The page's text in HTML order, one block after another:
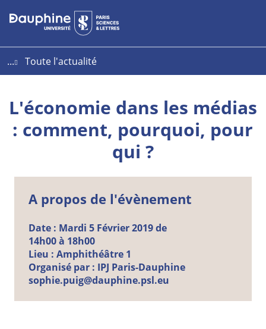
Aller
au
Aller
au
Plan
du
...
Toute l'actualité
L'économie dans les médias
: comment, pourquoi, pour
qui ?
A propos de l'évènement
Date : Mardi 5 Février2019 de
14h00 à 18h00
Lieu : Amphithéâtre 1
Organisé par : IPJ Paris-Dauphine
sophie.puig@dauphine.psl.eu